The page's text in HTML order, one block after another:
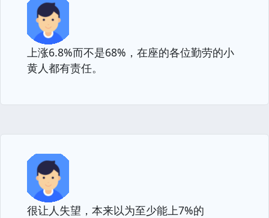
上涨6.8%而不是68%，在座的各位勤劳的小
黄人都有责任。
很让人失望，本来以为至少能上7%的